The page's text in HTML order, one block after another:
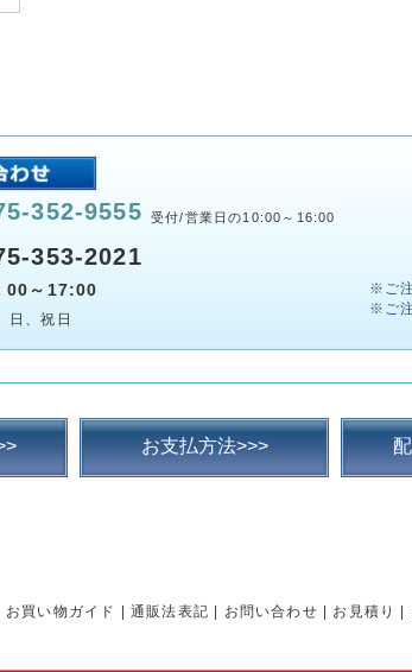
352-9555 受付/営業日の10:00～16:00
353-2021
00～17:00
日、祝日
※ご
※ご
お支払方法>>>
お買い物ガイド 通販法表記 お問い合わせ お見積り